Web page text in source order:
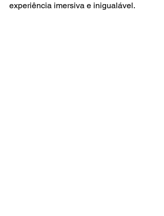
experiência imersiva e inigualável.